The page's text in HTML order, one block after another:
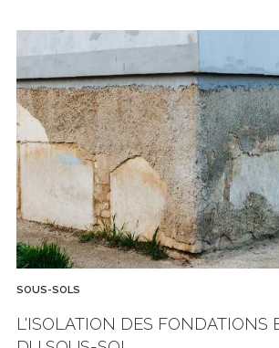
SOUS-SOLS
L'ISOLATION DES FONDATIONS